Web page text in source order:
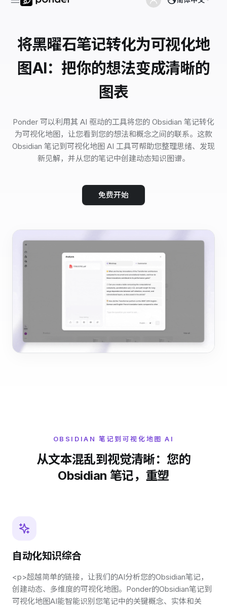
将黑曜石笔记转化为可视化地
图AI：把你的想法变成清晰的
图表
Ponder 可以利用其 AI 驱动的工具将您的 Obsidian 笔记转化
为可视化地图，让您看到您的想法和概念之间的联系。这款
Obsidian 笔记到可视化地图 AI 工具可帮助您整理思绪、发现
新见解，并从您的笔记中创建动态知识图谱。
免费开始
OBSIDIAN 笔记到可视化地图 AI
从文本混乱到视觉清晰：您的
Obsidian 笔记，重塑
自动化知识综合
<p>超越简单的链接，让我们的AI分析您的Obsidian笔记，
创建动态、多维度的可视化地图。Ponder的Obsidian笔记到
可视化地图AI能智能识别您笔记中的关键概念、实体和关